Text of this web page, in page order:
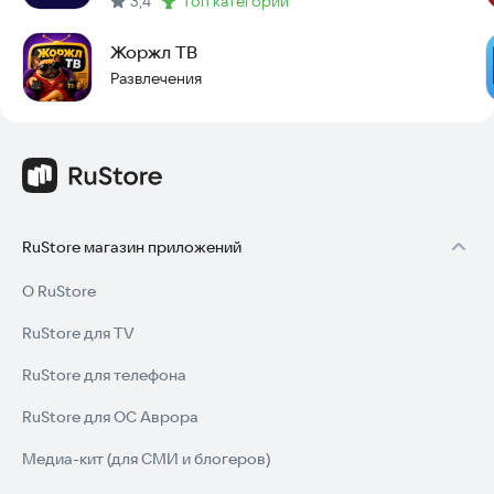
Попробуйте установить TV Korea прямо сейчас и откройте
для себя мир корейского телевидения.
Метка:
Жоржл ТВ
Развлечения
RuStore магазин приложений
О RuStore
RuStore для TV
RuStore для телефона
RuStore для ОС Аврора
Медиа-кит (для СМИ и блогеров)